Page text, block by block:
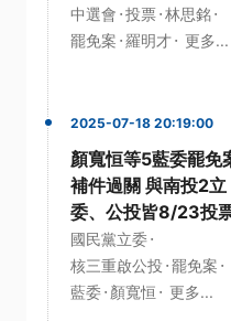
中選會 ·投票·林思銘·
罷免案 ·羅明才· 更多...
2025-07-18 20:19:00
顏寬恒等5藍委罷免
補件過關 與南投2立
委、公投皆8/23投
國民黨立委·
核三重啟公投 ·罷免案 ·
藍委· 顏寬恒 · 更多...